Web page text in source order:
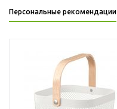
Персональные рекомендации